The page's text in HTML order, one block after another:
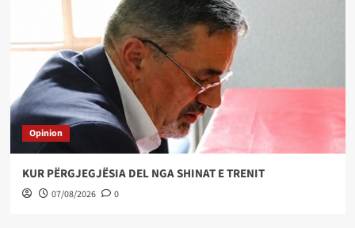
Opinion
KUR PËRGJEGJËSIA DEL NGA SHINAT E TRENIT
07/08/2026 0